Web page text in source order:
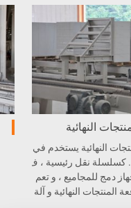
النهائية
النهائية يستخدم في
. كسلسلة نقل رئيسية ، ف
دمج للمجاميع ، و تعم
المنتجات النهائية و آلة